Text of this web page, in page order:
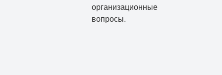
организационные
вопросы.